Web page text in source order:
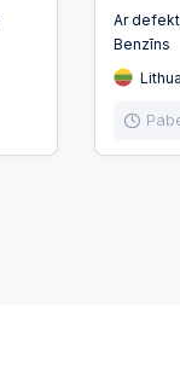
Ar
Benzīns